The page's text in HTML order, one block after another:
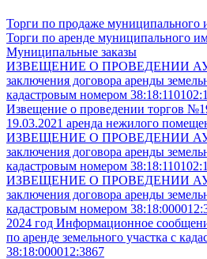
Торги по продаже муниципального
Торги по аренде муниципального
Муниципальные заказы
ИЗВЕЩЕНИЕ О ПРОВЕДЕНИИ
заключения договора аренды
кадастровым номером
Извещение о проведении торгов
19.03.2021 аренда нежилого
ИЗВЕЩЕНИЕ О ПРОВЕДЕНИИ
заключения договора аренды
кадастровым номером
ИЗВЕЩЕНИЕ О ПРОВЕДЕНИИ
заключения договора аренды
кадастровым номером
2024 год Информационное
по аренде земельного участка с
38:18:000012:3867